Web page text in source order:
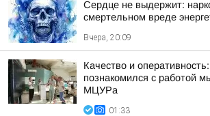
Сердце не выдержит:
смертельном вреде
Вчера, 20:09
Качество и
познакомился с работой
МЦУРа
01:33